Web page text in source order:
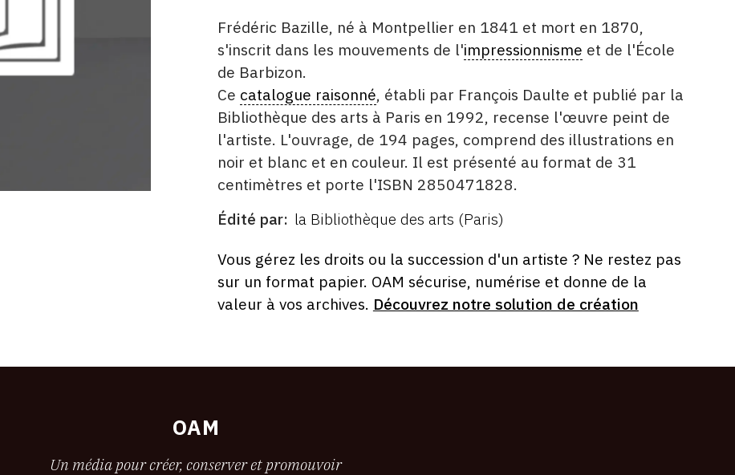
DESCRITPTION
Frédéric Bazille, né à Montpellier en 1841 et mort en 1870,
s'inscrit dans les mouvements de l'impressionnisme et de l'École
de Barbizon.
Ce catalogue raisonné, établi par François Daulte et publié par la
Bibliothèque des arts à Paris en 1992, recense l'œuvre peint de
l'artiste. L'ouvrage, de 194 pages, comprend des illustrations en
noir et blanc et en couleur. Il est présenté au format de 31
centimètres et porte l'ISBN 2850471828.
ÉDITÉ
Édité par la Bibliothèque des arts (Paris)
FORMAT
ÉTAT
Vous gérez les droits ou la succession d'un artiste ? Ne restez pas
sur un format papier. OAM sécurise, numérise et donne de la
valeur à vos archives. Découvrez notre solution de création
OAM
Un média pour créer, conserver et promouvoir